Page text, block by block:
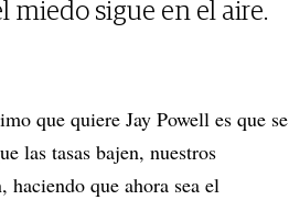
miedo sigue en el aire.
que quiere Jay Powell es que se
las tasas bajen, nuestros
haciendo que ahora sea el